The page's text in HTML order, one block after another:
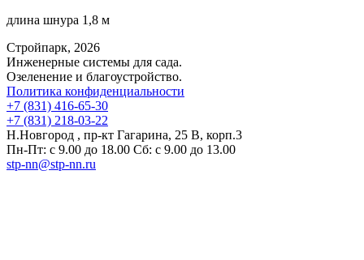
длина шнура 1,8 м
Стройпарк, 2026
Инженерные системы для сада.
Озеленение и благоустройство.
Политика конфиденциальности
+7 (831) 416-65-30
+7 (831) 218-03-22
Н.Новгород , пр-кт Гагарина, 25 В, корп.3
Пн-Пт: с 9.00 до 18.00 Сб: с 9.00 до 13.00
stp-nn@stp-nn.ru